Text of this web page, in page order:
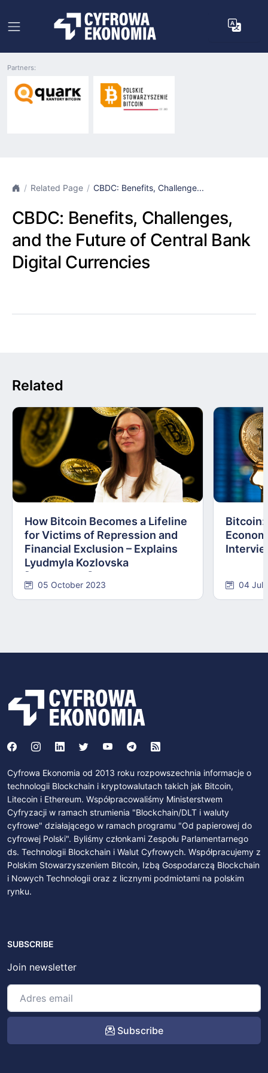
Partners:
Related Page CBDC: Benefits, Challenge...
CBDC: Benefits, Challenges,
and the Future of Central Bank
Digital Currencies
Related
How Bitcoin Becomes a Lifeline
for Victims of Repression and
Financial Exclusion – Explains
Lyudmyla Kozlovska
05 October 2023
Bitcoin:
04
Cyfrowa Ekonomia od 2013 roku rozpowszechnia informacje o
technologii Blockchain i kryptowalutach takich jak Bitcoin,
Litecoin i Ethereum. Współpracowaliśmy Ministerstwem
Cyfryzacji w ramach strumienia "Blockchain/DLT i waluty
cyfrowe" działającego w ramach programu "Od papierowej do
cyfrowej Polski". Byliśmy członkami Zespołu Parlamentarnego
ds. Technologii Blockchain i Walut Cyfrowych. Współpracujemy z
Polskim Stowarzyszeniem Bitcoin, Izbą Gospodarczą Blockchain
i Nowych Technologii oraz z licznymi podmiotami na polskim
rynku.
SUBSCRIBE
Join newsletter
Subscribe